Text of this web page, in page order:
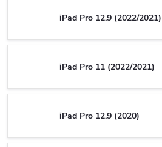
iPad Pro 12.9 (2022/2021)
iPad Pro 11 (2022/2021)
iPad Pro 12.9 (2020)